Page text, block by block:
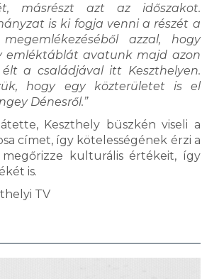
másrészt azt az időszakot.
is ki fogja venni a részét a
azzal, hogy
emléktáblát avatunk majd azon
a családjával itt Keszthelyen.
hogy egy közterületet is el
Dénesről.”
Keszthely büszkén viseli a
címet, így kötelességének érzi a
megőrizze kulturális értékeit, így
is.
TV